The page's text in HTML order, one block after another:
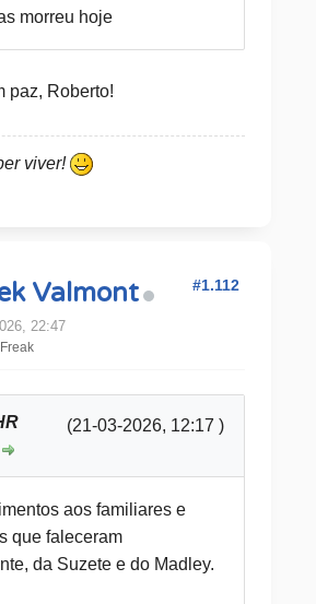
morreu hoje
paz, Roberto!
viver!
Valmont
22:47
#1.112
(21-03-2026, 12:17 )
aos familiares e
que faleceram
da Suzete e do Madley.